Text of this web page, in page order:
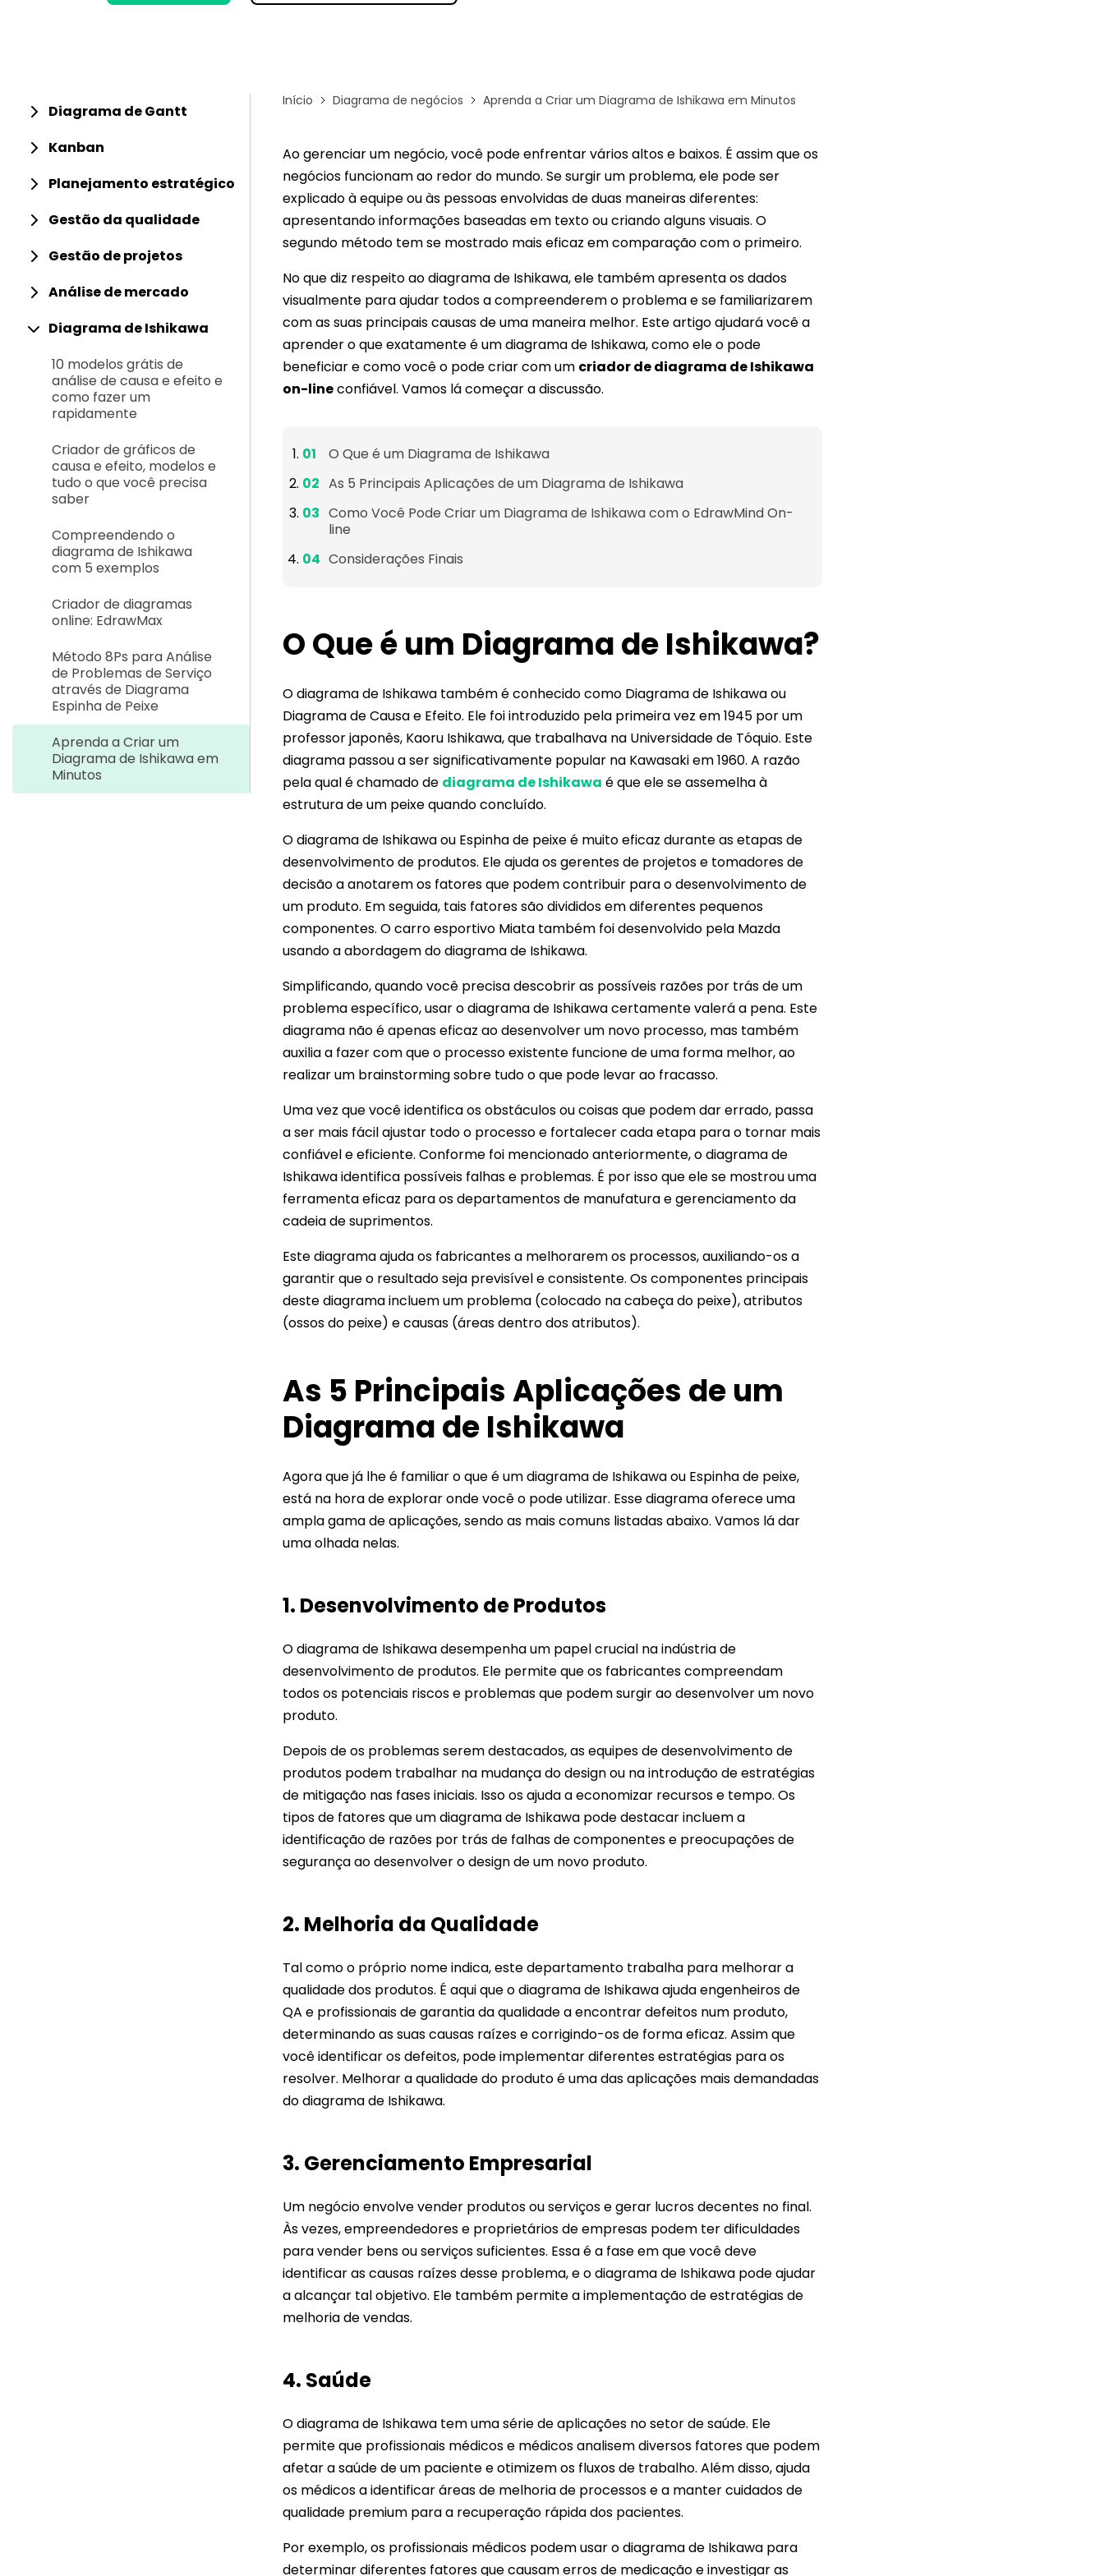
Diagrama de Gantt
Kanban
Planejamento estratégico
Gestão da qualidade
Gestão de projetos
Análise de mercado
Diagrama de Ishikawa
10 modelos grátis de
análise de causa e efeito e
como fazer um
rapidamente
Criador de gráficos de
causa e efeito, modelos e
tudo o que você precisa
saber
Compreendendo o
diagrama de Ishikawa
com 5 exemplos
Criador de diagramas
online: EdrawMax
Método 8Ps para Análise
de Problemas de Serviço
através de Diagrama
Espinha de Peixe
Aprenda a Criar um
Diagrama de Ishikawa em
Minutos
Início Diagrama de negócios Aprenda a Criar um Diagrama de Ishikawa em Minutos
Ao gerenciar um negócio, você pode enfrentar vários altos e baixos. É assim que os
negócios funcionam ao redor do mundo. Se surgir um problema, ele pode ser
explicado à equipe ou às pessoas envolvidas de duas maneiras diferentes:
apresentando informações baseadas em texto ou criando alguns visuais. O
segundo método tem se mostrado mais eficaz em comparação com o primeiro.
No que diz respeito ao diagrama de Ishikawa, ele também apresenta os dados
visualmente para ajudar todos a compreenderem o problema e se familiarizarem
com as suas principais causas de uma maneira melhor. Este artigo ajudará você a
aprender o que exatamente é um diagrama de Ishikawa, como ele o pode
beneficiar e como você o pode criar com um criador de diagrama de Ishikawa
on-lineconfiável. Vamos lá começar a discussão.
O Que é um Diagrama de Ishikawa
As 5 Principais Aplicações de um Diagrama de Ishikawa
Como Você Pode Criar um Diagrama de Ishikawa com o EdrawMind On-
line
Considerações Finais
O Que é um Diagrama de Ishikawa?
O diagrama de Ishikawa também é conhecido como Diagrama de Ishikawa ou
Diagrama de Causa e Efeito. Ele foi introduzido pela primeira vez em 1945 por um
professor japonês, Kaoru Ishikawa, que trabalhava na Universidade de Tóquio. Este
diagrama passou a ser significativamente popular na Kawasaki em 1960. A razão
pela qual é chamado de diagrama de Ishikawa é que ele se assemelha à
estrutura de um peixe quando concluído.
O diagrama de Ishikawa ou Espinha de peixe é muito eficaz durante as etapas de
desenvolvimento de produtos. Ele ajuda os gerentes de projetos e tomadores de
decisão a anotarem os fatores que podem contribuir para o desenvolvimento de
um produto. Em seguida, tais fatores são divididos em diferentes pequenos
componentes. O carro esportivo Miata também foi desenvolvido pela Mazda
usando a abordagem do diagrama de Ishikawa.
Simplificando, quando você precisa descobrir as possíveis razões por trás de um
problema específico, usar o diagrama de Ishikawa certamente valerá a pena. Este
diagrama não é apenas eficaz ao desenvolver um novo processo, mas também
auxilia a fazer com que o processo existente funcione de uma forma melhor, ao
realizar um brainstorming sobre tudo o que pode levar ao fracasso.
Uma vez que você identifica os obstáculos ou coisas que podem dar errado, passa
a ser mais fácil ajustar todo o processo e fortalecer cada etapa para o tornar mais
confiável e eficiente. Conforme foi mencionado anteriormente, o diagrama de
Ishikawa identifica possíveis falhas e problemas. É por isso que ele se mostrou uma
ferramenta eficaz para os departamentos de manufatura e gerenciamento da
cadeia de suprimentos.
Este diagrama ajuda os fabricantes a melhorarem os processos, auxiliando-os a
garantir que o resultado seja previsível e consistente. Os componentes principais
deste diagrama incluem um problema (colocado na cabeça do peixe), atributos
(ossos do peixe) e causas (áreas dentro dos atributos).
As 5 Principais Aplicações de um
Diagrama de Ishikawa
Agora que já lhe é familiar o que é um diagrama de Ishikawa ou Espinha de peixe,
está na hora de explorar onde você o pode utilizar. Esse diagrama oferece uma
ampla gama de aplicações, sendo as mais comuns listadas abaixo. Vamos lá dar
uma olhada nelas.
1. Desenvolvimento de Produtos
O diagrama de Ishikawa desempenha um papel crucial na indústria de
desenvolvimento de produtos. Ele permite que os fabricantes compreendam
todos os potenciais riscos e problemas que podem surgir ao desenvolver um novo
produto.
Depois de os problemas serem destacados, as equipes de desenvolvimento de
produtos podem trabalhar na mudança do design ou na introdução de estratégias
de mitigação nas fases iniciais. Isso os ajuda a economizar recursos e tempo. Os
tipos de fatores que um diagrama de Ishikawa pode destacar incluem a
identificação de razões por trás de falhas de componentes e preocupações de
segurança ao desenvolver o design de um novo produto.
2. Melhoria da Qualidade
Tal como o próprio nome indica, este departamento trabalha para melhorar a
qualidade dos produtos. É aqui que o diagrama de Ishikawa ajuda engenheiros de
QA e profissionais de garantia da qualidade a encontrar defeitos num produto,
determinando as suas causas raízes e corrigindo-os de forma eficaz. Assim que
você identificar os defeitos, pode implementar diferentes estratégias para os
resolver. Melhorar a qualidade do produto é uma das aplicações mais demandadas
do diagrama de Ishikawa.
3. Gerenciamento Empresarial
Um negócio envolve vender produtos ou serviços e gerar lucros decentes no final.
Às vezes, empreendedores e proprietários de empresas podem ter dificuldades
para vender bens ou serviços suficientes. Essa é a fase em que você deve
identificar as causas raízes desse problema, e o diagrama de Ishikawa pode ajudar
a alcançar tal objetivo. Ele também permite a implementação de estratégias de
melhoria de vendas.
4. Saúde
O diagrama de Ishikawa tem uma série de aplicações no setor de saúde. Ele
permite que profissionais médicos e médicos analisem diversos fatores que podem
afetar a saúde de um paciente e otimizem os fluxos de trabalho. Além disso, ajuda
os médicos a identificar áreas de melhoria de processos e a manter cuidados de
qualidade premium para a recuperação rápida dos pacientes.
Por exemplo, os profissionais médicos podem usar o diagrama de Ishikawa para
determinar diferentes fatores que causam erros de medicação e investigar as
Wondershare
EdrawMind
Ferramenta Rápida de
Mapas Mentais com IA.
・ Colaboração Online
・ Análise inteligente de
IA
・ Modelos e layouts
em um clique
Compre Agora